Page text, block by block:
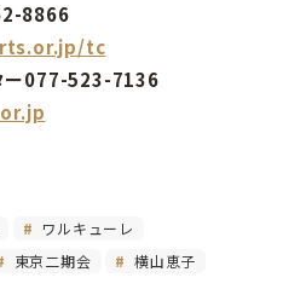
8866
tc
ー077-523-7136
ワルキューレ
東京二期会
横山恵子